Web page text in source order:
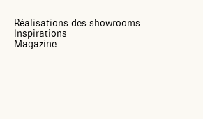
Réalisations des showrooms
Inspirations
Magazine